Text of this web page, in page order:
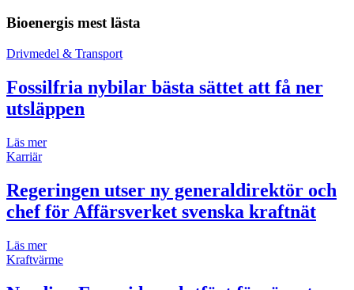
Bioenergis mest lästa
Drivmedel & Transport
Fossilfria nybilar bästa sättet att få ner
utsläppen
Läs mer
Karriär
Regeringen utser ny generaldirektör och
chef för Affärsverket svenska kraftnät
Läs mer
Kraftvärme